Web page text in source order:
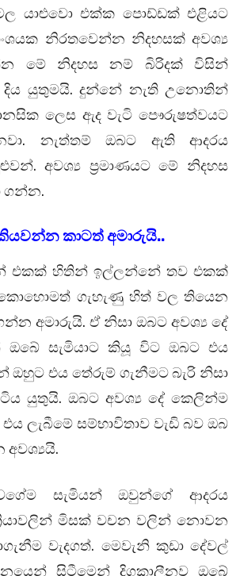
යාළුවො එක්ක පොඩ්ඩක් එළියට
නිරතවෙන්න නිදහසක් අවශ්‍ය
මේ නිදහස නම් බිරිදක් විසින්
දිය යුතුමයි. දුන්නේ නැති උනොතින්
ලෙස ඇද වැටි පෞරුෂත්වයට
නැත්තම් ඔබට ඇති ආදරය
අවශ්‍ය ප්‍රමාණයට මේ නිදහස
ගන්න.
කාටත් අමාරුයි..
එකක් හිතින් ඉල්ලන්නේ තව එකක්
ගැහැණු හිත් වල තියෙන
අමාරුයි. ඒ නිසා ඔබට අවශ්‍ය දේ
ඔබේ සැමියාට කියූ විට ඔබට එය
එය තේරුම් ගැනීමට බැරි නිසා
යුතුයි. ඔබට අවශ්‍ය දේ කෙලින්ම
ලැබීමේ සම්භාවිතාව වැඩි බව ඔබ
සැමියන් ඔවුන්ගේ ආදරය
මිසක් වචන වලින් නොවන
වැදගත්. මෙවැනි කුඩා දේවල්
සිටීමෙන් දිගුකාලීනව ඔබේ